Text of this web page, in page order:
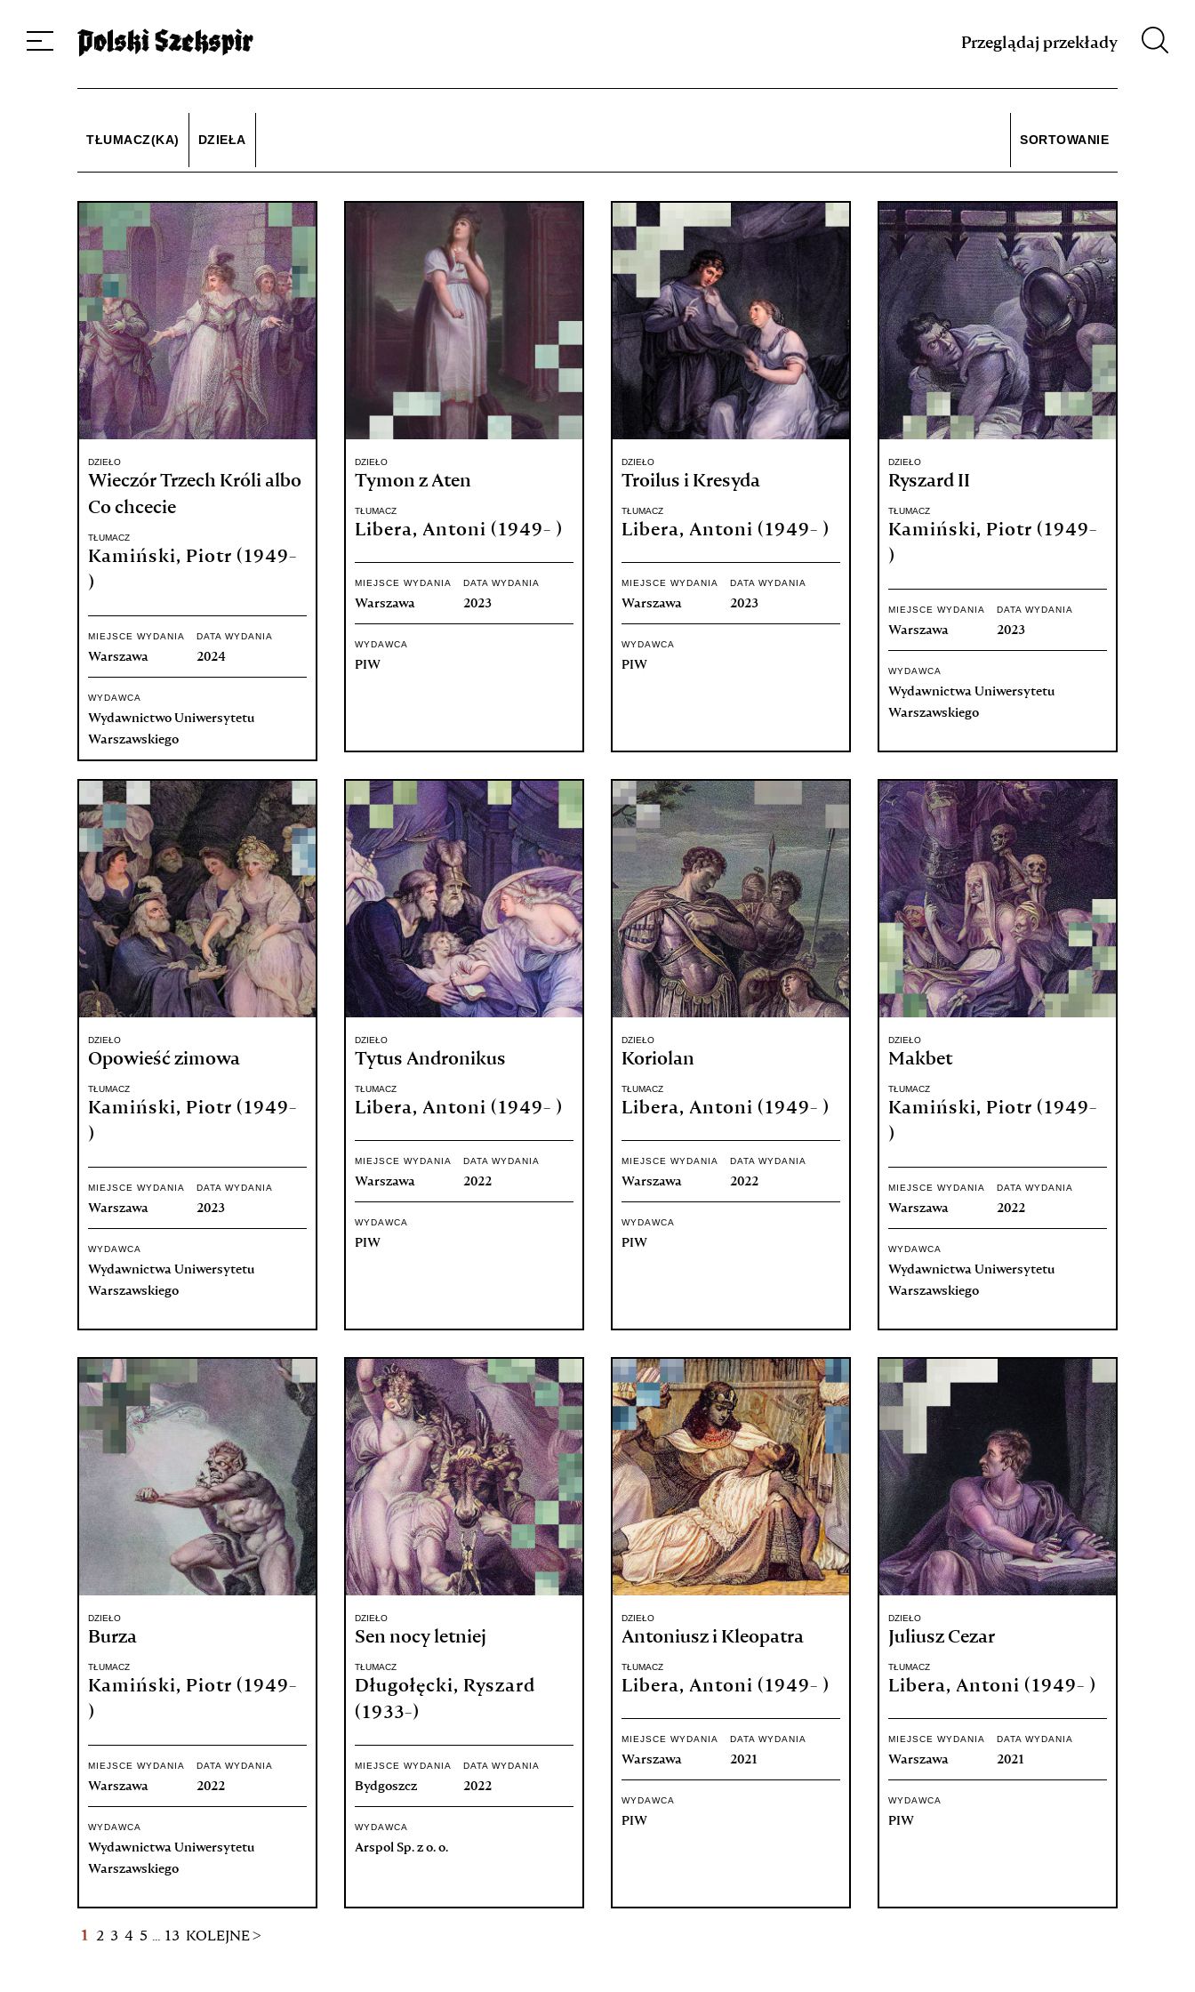
Przeglądaj przekłady
TŁUMACZ(KA) DZIEŁA SORTOWANIE
DZIEŁO
Wieczór Trzech Króli albo
Co chcecie
TŁUMACZ
Kamiński, Piotr (1949-
)
MIEJSCE WYDANIA
Warszawa
DATA WYDANIA
2024
WYDAWCA
Wydawnictwo Uniwersytetu
Warszawskiego
DZIEŁO
Tymon z Aten
TŁUMACZ
Libera, Antoni (1949- )
MIEJSCE WYDANIA
Warszawa
DATA WYDANIA
2023
WYDAWCA
PIW
DZIEŁO
Troilus i Kresyda
TŁUMACZ
Libera, Antoni (1949- )
MIEJSCE WYDANIA
Warszawa
DATA WYDANIA
2023
WYDAWCA
PIW
DZIEŁO
Ryszard II
TŁUMACZ
Kamiński, Piotr (1949-
)
MIEJSCE WYDANIA
Warszawa
DATA WYDANIA
2023
WYDAWCA
Wydawnictwa Uniwersytetu
Warszawskiego
DZIEŁO
Opowieść zimowa
TŁUMACZ
Kamiński, Piotr (1949-
)
MIEJSCE WYDANIA
Warszawa
DATA WYDANIA
2023
WYDAWCA
Wydawnictwa Uniwersytetu
Warszawskiego
DZIEŁO
Tytus Andronikus
TŁUMACZ
Libera, Antoni (1949- )
MIEJSCE WYDANIA
Warszawa
DATA WYDANIA
2022
WYDAWCA
PIW
DZIEŁO
Koriolan
TŁUMACZ
Libera, Antoni (1949- )
MIEJSCE WYDANIA
Warszawa
DATA WYDANIA
2022
WYDAWCA
PIW
DZIEŁO
Makbet
TŁUMACZ
Kamiński, Piotr (1949-
)
MIEJSCE WYDANIA
Warszawa
DATA WYDANIA
2022
WYDAWCA
Wydawnictwa Uniwersytetu
Warszawskiego
DZIEŁO
Burza
TŁUMACZ
Kamiński, Piotr (1949-
)
MIEJSCE WYDANIA
Warszawa
DATA WYDANIA
2022
WYDAWCA
Wydawnictwa Uniwersytetu
Warszawskiego
DZIEŁO
Sen nocy letniej
TŁUMACZ
Długołęcki, Ryszard
(1933-)
MIEJSCE WYDANIA
Bydgoszcz
DATA WYDANIA
2022
WYDAWCA
Arspol Sp. z o. o.
DZIEŁO
Antoniusz i Kleopatra
TŁUMACZ
Libera, Antoni (1949- )
MIEJSCE WYDANIA
Warszawa
DATA WYDANIA
2021
WYDAWCA
PIW
DZIEŁO
Juliusz Cezar
TŁUMACZ
Libera, Antoni (1949- )
MIEJSCE WYDANIA
Warszawa
DATA WYDANIA
2021
WYDAWCA
PIW
1 2 3 4 5 ... 13 KOLEJNE >